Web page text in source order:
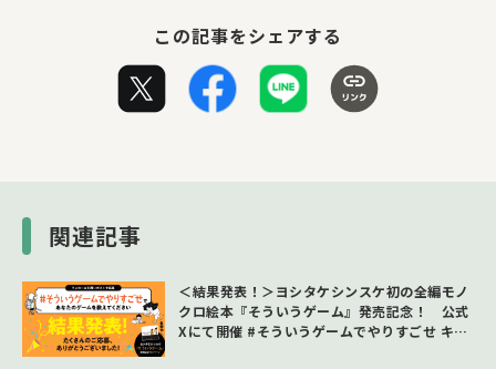
この記事をシェアする
関連記事
＜結果発表！＞ヨシタケシンスケ初の全編モノ
クロ絵本『そういうゲーム』発売記念！ 公式
Xにて開催 #そういうゲームでやりすごせ キャ